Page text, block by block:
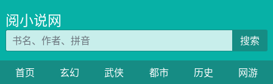
阅小说网
搜索
首页 玄幻 武侠 都市 历史
网游